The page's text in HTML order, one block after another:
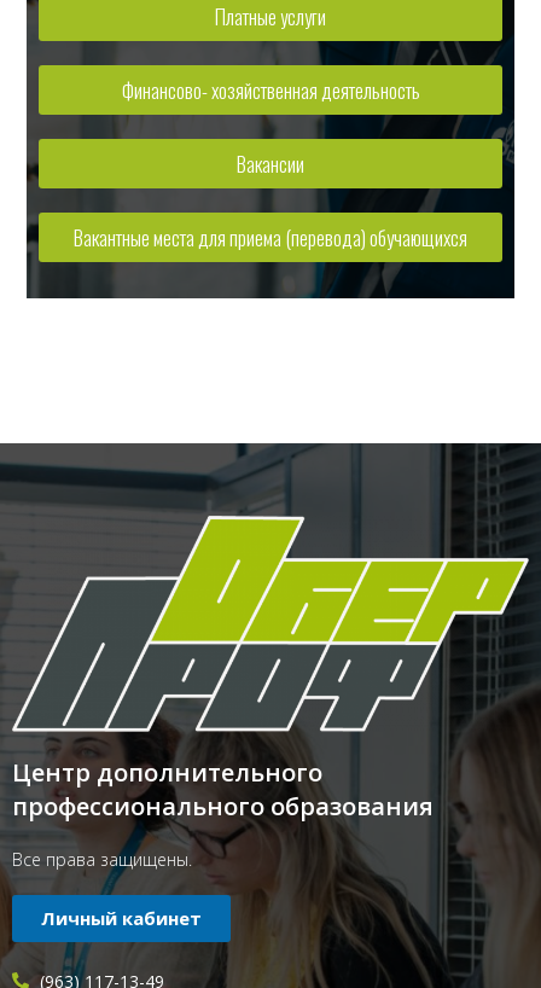
Платные услуги
Финансово- хозяйственная деятельность
Вакансии
Вакантные места для приема (перевода) обучающихся
Центр дополнительного
профессионального образования
Все права защищены.
Личный кабинет
(963) 117-13-49